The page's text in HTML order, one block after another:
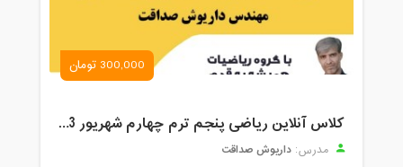
300,000 تومان
کلاس آنلاین ریاضی پنجم ترم چهارم شهریور 1403
مدرس: داریوش صداقت